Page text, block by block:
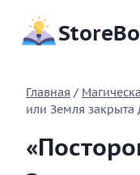
содержимому
Главная /
или Земля закрыта